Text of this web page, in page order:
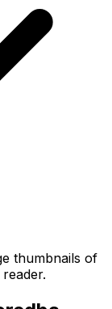
thumbnails of